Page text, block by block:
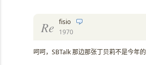
Re fisio
1970
呵呵，SBTalk 那边那张丁贝莉不是今年的